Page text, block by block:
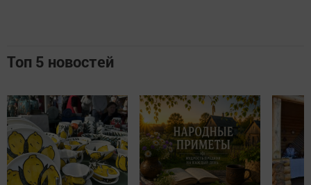
Топ 5 новостей